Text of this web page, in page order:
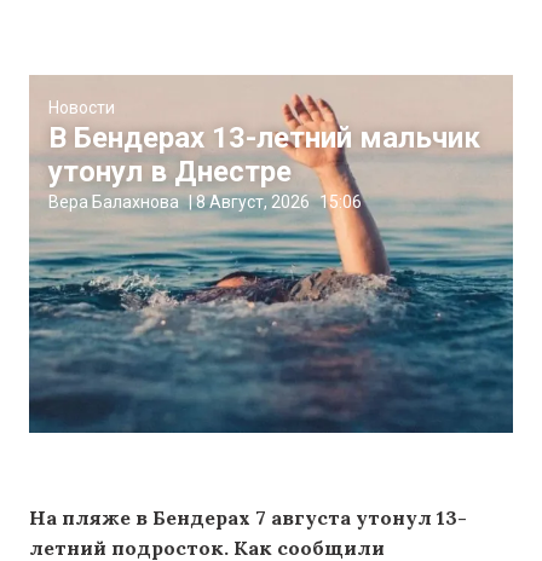
Новости
В Бендерах 13-летний мальчик
утонул в Днестре
Вера Балахнова |8 Август, 2026 15:06
На пляже в Бендерах 7 августа утонул 13-
летний подросток. Как сообщили